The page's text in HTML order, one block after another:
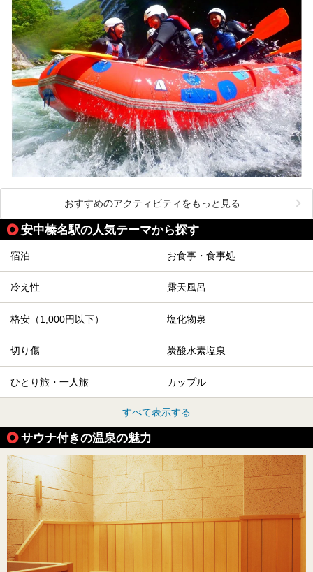
おすすめのアクティビティをもっと見る
安中榛名駅の人気テーマから探す
宿泊 お食事・食事処
冷え性 露天風呂
格安（1,000円以下） 塩化物泉
切り傷 炭酸水素塩泉
ひとり旅・一人旅 カップル
すべて表示する
サウナ付きの温泉の魅力